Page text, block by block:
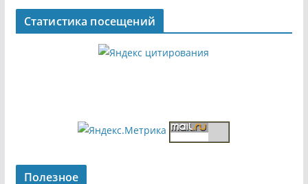
Статистика посещений
Полезное